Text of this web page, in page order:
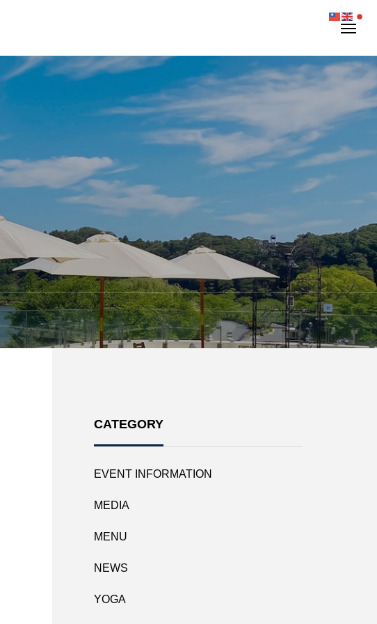
CATEGORY
EVENT INFORMATION
MEDIA
MENU
NEWS
YOGA